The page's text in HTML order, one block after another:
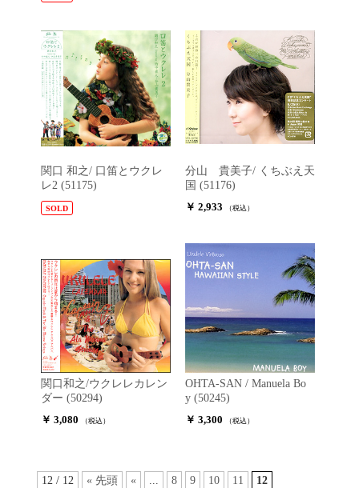
関口 和之/ 口笛とウクレ
レ2 (51175)
SOLD
分山 貴美子/ くちぶえ天
国 (51176)
￥ 2,933
（税込）
関口和之/ウクレレカレン
ダー (50294)
￥ 3,080
（税込）
OHTA-SAN / Manuela Bo
y (50245)
￥ 3,300
（税込）
12 / 12 « 先頭 « ... 8 9 10 11 12